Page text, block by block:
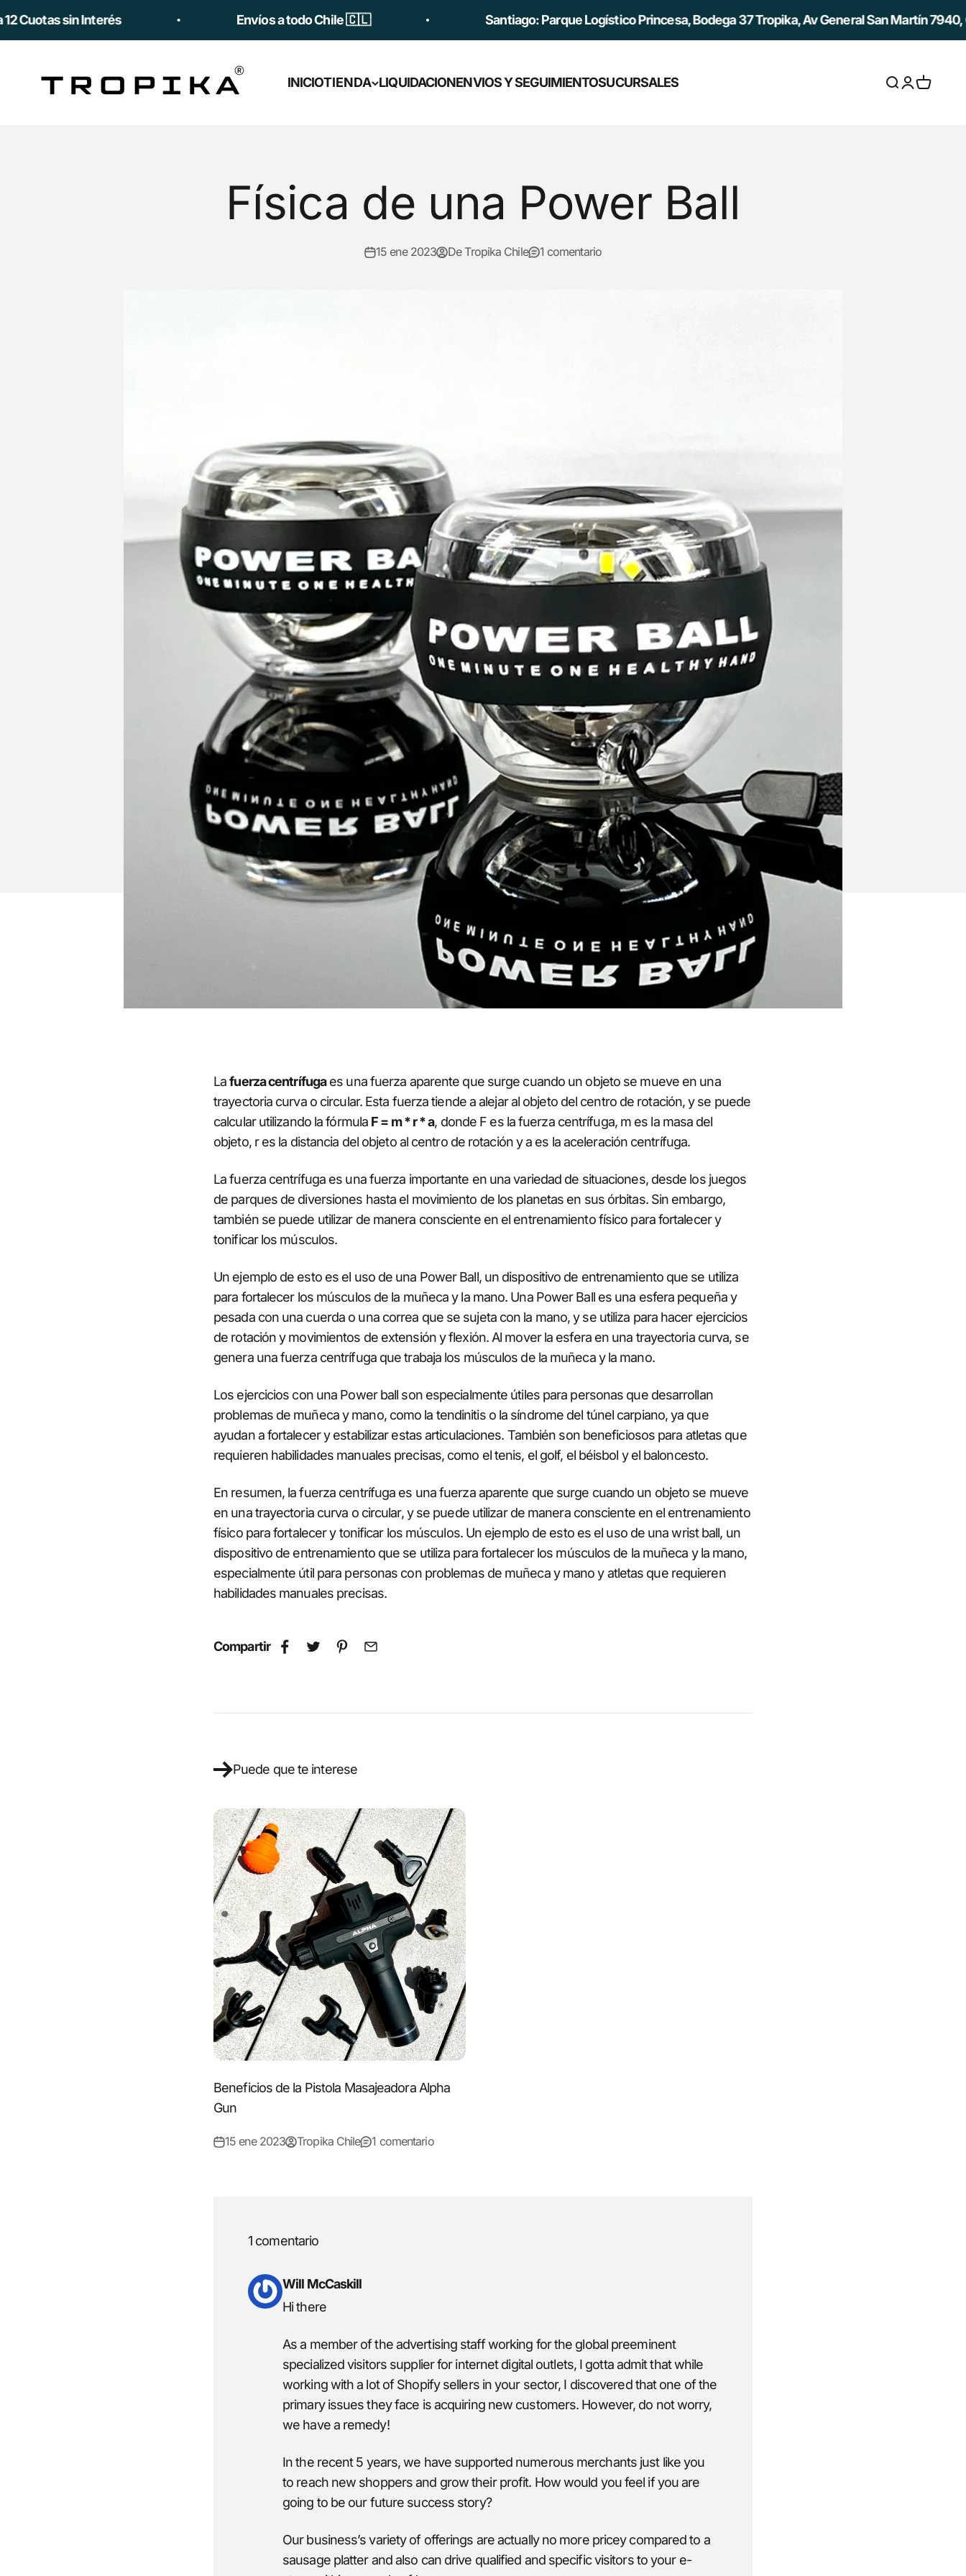
sin Interés Envíos a todo Chile 🇨🇱 Santiago: Parque Logístico Princesa, Bodega 37 Tropika, Av General San Martín 7940,
INICIOTIENDA LIQUIDACIONENVIOS Y SEGUIMIENTOSUCURSALES
Tropika
AbrirAbrirAbrir
Física de una Power Ball
15 ene 2023 De Tropika Chile 1 comentario
Lafuerza centrífugaes una fuerza aparente que surge cuando un objeto se mueve en una
trayectoria curva o circular. Esta fuerza tiende a alejar al objeto del centro de rotación, y se puede
calcular utilizando la fórmula F = m * r * a, donde F es la fuerza centrífuga, m es la masa del
objeto, r es la distancia del objeto al centro de rotación y a es la aceleración centrífuga.
La fuerza centrífuga es una fuerza importante en una variedad de situaciones, desde los juegos
de parques de diversiones hasta el movimiento de los planetas en sus órbitas. Sin embargo,
también se puede utilizar de manera consciente en el entrenamiento físico para fortalecer y
tonificar los músculos.
Un ejemplo de esto es el uso de una Power Ball, un dispositivo de entrenamiento que se utiliza
para fortalecer los músculos de la muñeca y la mano. Una Power Ball es una esfera pequeña y
pesada con una cuerda o una correa que se sujeta con la mano, y se utiliza para hacer ejercicios
de rotación y movimientos de extensión y flexión. Al mover la esfera en una trayectoria curva, se
genera una fuerza centrífuga que trabaja los músculos de la muñeca y la mano.
Los ejercicios con una Power ball son especialmente útiles para personas que desarrollan
problemas de muñeca y mano, como la tendinitis o la síndrome del túnel carpiano, ya que
ayudan a fortalecer y estabilizar estas articulaciones. También son beneficiosos para atletas que
requieren habilidades manuales precisas, como el tenis, el golf, el béisbol y el baloncesto.
En resumen, la fuerza centrífuga es una fuerza aparente que surge cuando un objeto se mueve
en una trayectoria curva o circular, y se puede utilizar de manera consciente en el entrenamiento
físico para fortalecer y tonificar los músculos. Un ejemplo de esto es el uso de una wrist ball, un
dispositivo de entrenamiento que se utiliza para fortalecer los músculos de la muñeca y la mano,
especialmente útil para personas con problemas de muñeca y mano y atletas que requieren
habilidades manuales precisas.
Compartir
Puede que te interese
Beneficios de la Pistola Masajeadora Alpha
Gun
15 ene 2023 Tropika Chile 1 comentario
1 comentario
Will McCaskill
Hi there
As a member of the advertising staff working for the global preeminent
specialized visitors supplier for internet digital outlets, I gotta admit that while
working with a lot of Shopify sellers in your sector, I discovered that one of the
primary issues they face is acquiring new customers. However, do not worry,
we have a remedy!
In the recent 5 years, we have supported numerous merchants just like you
to reach new shoppers and grow their profit. How would you feel if you are
going to be our future success story?
Our business’s variety of offerings are actually no more pricey compared to a
sausage platter and also can drive qualified and specific visitors to your e-